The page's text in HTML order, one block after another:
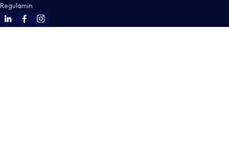
Regulamin
WSKZ Linkedin
WSKZ Facebook
WSKZ Instagram